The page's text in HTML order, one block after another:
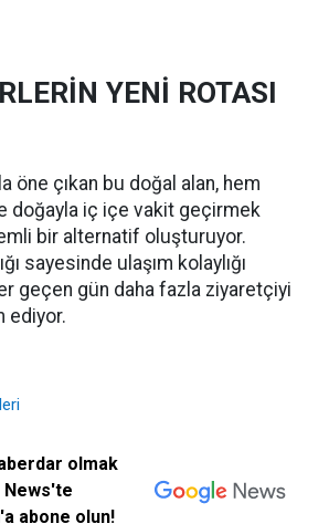
YENİ ROTASI
öne çıkan bu doğal alan, hem
doğayla iç içe vakit geçirmek
bir alternatif oluşturuyor.
sayesinde ulaşım kolaylığı
geçen gün daha fazla ziyaretçiyi
ediyor.
olmak
News'te
abone olun!